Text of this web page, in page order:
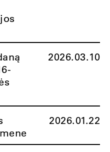
2026.03.10
2026.01.22